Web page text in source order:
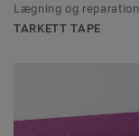
Lægning og reparation
TARKETT TAPE